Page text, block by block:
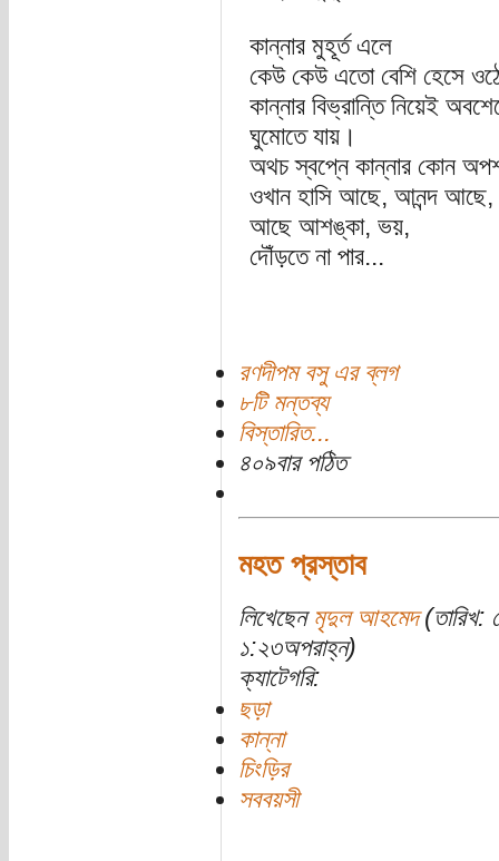
কান্নার মুহূর্ত এলে
কেউ কেউ এতো বেশি হেসে
কান্নার বিভ্রান্তি নিয়েই
ঘুমোতে যায়।
অথচ স্বপ্নে কান্নার কোন
ওখান হাসি আছে, আনন্দ
আছে আশঙ্কা, ভয়,
দৌঁড়তে না পার...
রণদীপম বসু এর ব্লগ
৮টি মন্তব্য
বিস্তারিত...
৪০৯বার পঠিত
মহত প্রস্তাব
লিখেছেন মৃদুল আহমেদ(তারিখ:
১:২৩অপরাহ্ন)
ক্যাটেগরি:
ছড়া
কান্না
চিংড়ির
সববয়সী